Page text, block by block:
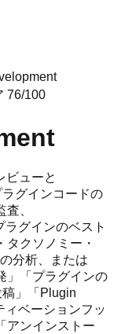
76/100
ビューと
グインコードの
、
グインのベスト
クソノミー・
分析、または
」「プラグインの
」「Plugin
ベーションフッ
アンインストー